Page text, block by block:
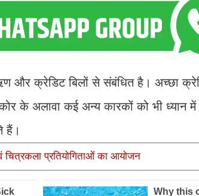
और क्रेडिट बिलों से संबंधित है। अच्छा
के अलावा कई अन्य कारकों को भी ध्यान
हैं।
प्रतियोगिताओं का आयोजन